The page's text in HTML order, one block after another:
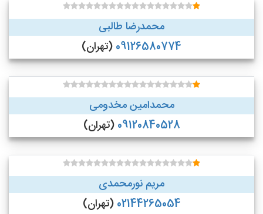
محمدرضا طالبی
09126580774 (تهران)
محمدامین مخدومی
09120840528 (تهران)
مریم نورمحمدی
02144265054 (تهران)